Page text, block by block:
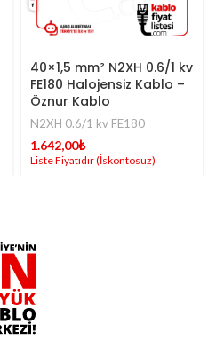
40×1,5 mm² N2XH 0.6/1 kv
FE180 Halojensiz Kablo –
Öznur Kablo
N2XH 0.6/1 kv FE180
1.642,00₺